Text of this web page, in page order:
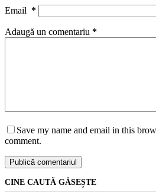
Email *
Adaugă un comentariu *
Save my name and email in this
comment.
Publică comentariul
CINE CAUTĂ GĂSEȘTE